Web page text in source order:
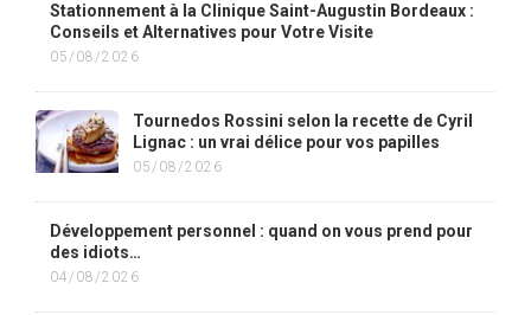
Stationnement à la Clinique Saint-Augustin Bordeaux :
Conseils et Alternatives pour Votre Visite
05/08/2026
Tournedos Rossini selon la recette de Cyril
Lignac : un vrai délice pour vos papilles
05/08/2026
Développement personnel : quand on vous prend pour
des idiots…
04/08/2026